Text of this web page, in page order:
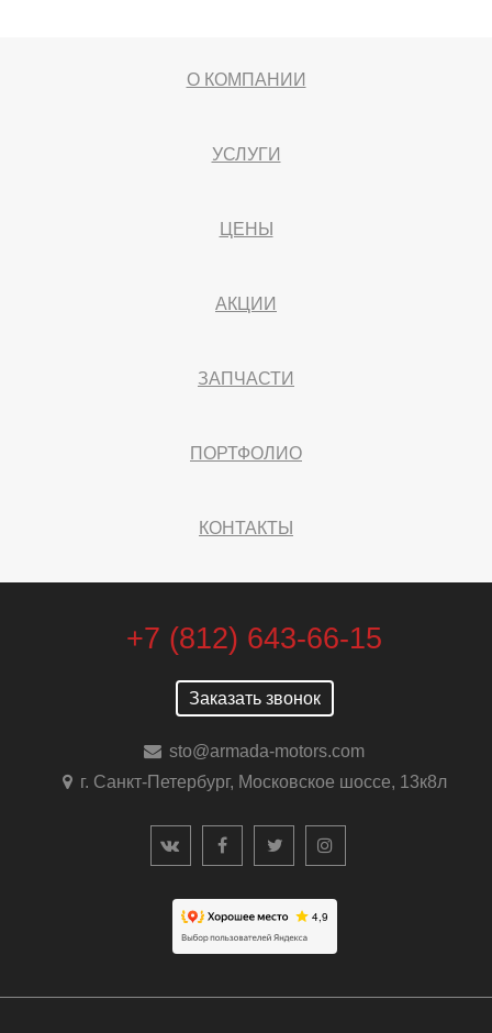
О КОМПАНИИ
УСЛУГИ
ЦЕНЫ
АКЦИИ
ЗАПЧАСТИ
ПОРТФОЛИО
КОНТАКТЫ
+7 (812) 643-66-15
Заказать звонок
sto@armada-motors.com
г. Санкт-Петербург, Московское шоссе, 13к8л